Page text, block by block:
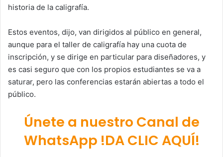
historia de la caligrafía.
Estos eventos, dijo, van dirigidos al público en general,
aunque para el taller de caligrafía hay una cuota de
inscripción, y se dirige en particular para diseñadores, y
es casi seguro que con los propios estudiantes se va a
saturar, pero las conferencias estarán abiertas a todo el
público.
Únete a nuestro Canal de
WhatsApp !DA CLIC AQUÍ!